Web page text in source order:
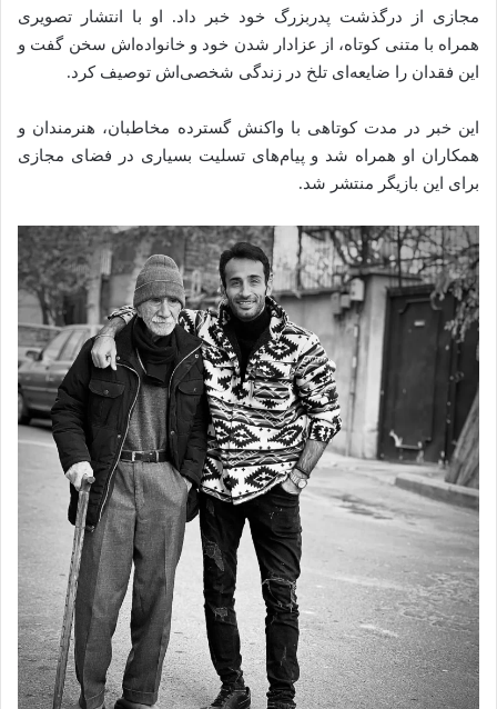
مجازی از درگذشت پدربزرگ خود خبر داد. او با انتشار تصویری
همراه با متنی کوتاه، از عزادار شدن خود و خانواده‌اش سخن گفت و
این فقدان را ضایعه‌ای تلخ در زندگی شخصی‌اش توصیف کرد.
این خبر در مدت کوتاهی با واکنش گسترده مخاطبان، هنرمندان و
همکاران او همراه شد و پیام‌های تسلیت بسیاری در فضای مجازی
برای این بازیگر منتشر شد.